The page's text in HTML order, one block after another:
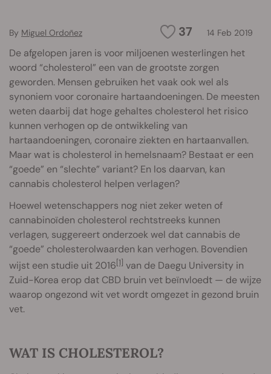
37 14 Feb 2019
By Miguel Ordoñez
De afgelopen jaren is voor miljoenen westerlingen het
woord “cholesterol” een van de grootste zorgen
geworden. Mensen gebruiken het vaak ook wel als
synoniem voor coronaire hartaandoeningen. De meesten
weten daarbij dat hoge gehaltes cholesterol het risico
kunnen verhogen op de ontwikkeling van
hartaandoeningen, coronaire ziekten en hartaanvallen.
Maar wat is cholesterol in hemelsnaam? Bestaat er een
“goede” en “slechte” variant? En los daarvan, kan
cannabis cholesterol helpen verlagen?
Hoewel wetenschappers nog niet zeker weten of
cannabinoïden cholesterol rechtstreeks kunnen
verlagen, suggereert onderzoek wel dat cannabis de
“goede” cholesterolwaarden kan verhogen. Bovendien
wijst een studie uit 2016[1] van de Daegu University in
Zuid-Korea erop dat CBD bruin vet beïnvloedt — de wijze
waarop ongezond wit vet wordt omgezet in gezond bruin
vet.
WAT IS CHOLESTEROL?